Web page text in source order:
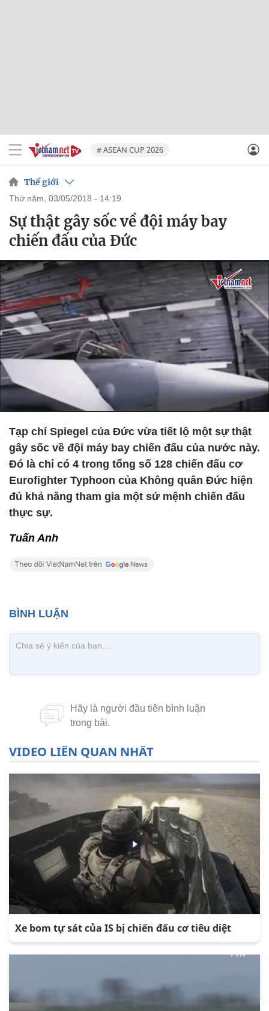
# ASEAN CUP 2026
Thế giới
thứ năm, 03/05/2018 - 14:19
Sự thật gây sốc về đội máy bay
chiến đấu của Đức
Tạp chí Spiegel của Đức vừa tiết lộ một sự thật
gây sốc về đội máy bay chiến đấu của nước này.
Đó là chỉ có 4 trong tổng số 128 chiến đấu cơ
Eurofighter Typhoon của Không quân Đức hiện
đủ khả năng tham gia một sứ mệnh chiến đấu
thực sự.
Tuấn Anh
VIDEO LIÊN QUAN NHẤT
Xe bom tự sát của IS bị chiến đấu cơ tiêu diệt